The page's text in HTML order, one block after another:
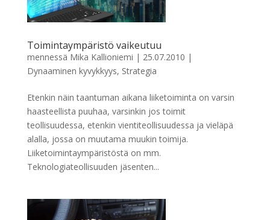
Toimintaympäristö vaikeutuu
mennessä Mika Kallioniemi | 25.07.2010 |
Dynaaminen kyvykkyys, Strategia
Etenkin näin taantuman aikana liiketoiminta on varsin
haasteellista puuhaa, varsinkin jos toimit
teollisuudessa, etenkin vientiteollisuudessa ja vieläpä
alalla, jossa on muutama muukin toimija.
Liiketoimintaympäristöstä on mm.
Teknologiateollisuuden jäsenten...